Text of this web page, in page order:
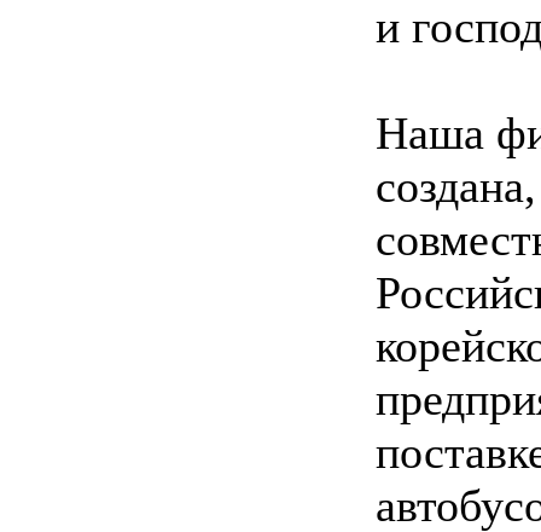
и
Наша